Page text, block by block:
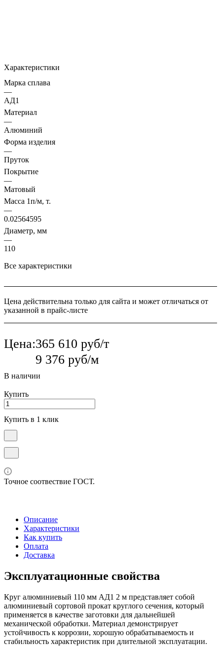
Характеристики
Марка сплава
—
АД1
Материал
—
Алюминий
Форма изделия
—
Пруток
Покрытие
—
Матовый
Масса 1п/м, т.
—
0.02564595
Диаметр, мм
—
110
Все характеристики
Цена действительна только для сайта и может отличаться от
указанной в прайс-листе
Цена:365 610 руб/т
9 376 руб/м
В наличии
Купить
Купить в 1 клик
Точное соотвествие ГОСТ.
Описание
Характеристики
Как купить
Оплата
Доставка
Эксплуатационные свойства
Круг алюминиевый 110 мм АД1 2 м представляет собой
алюминиевый сортовой прокат круглого сечения, который
применяется в качестве заготовки для дальнейшей
механической обработки. Материал демонстрирует
устойчивость к коррозии, хорошую обрабатываемость и
стабильность характеристик при длительной эксплуатации.